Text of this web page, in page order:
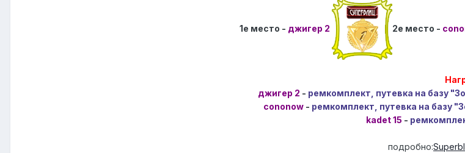
1е место - джигер 2 2е место -
джигер 2 - ремкомплект, путевка на базу
cononow - ремкомплект, путевка на базу
kadet 15 -
подробно: